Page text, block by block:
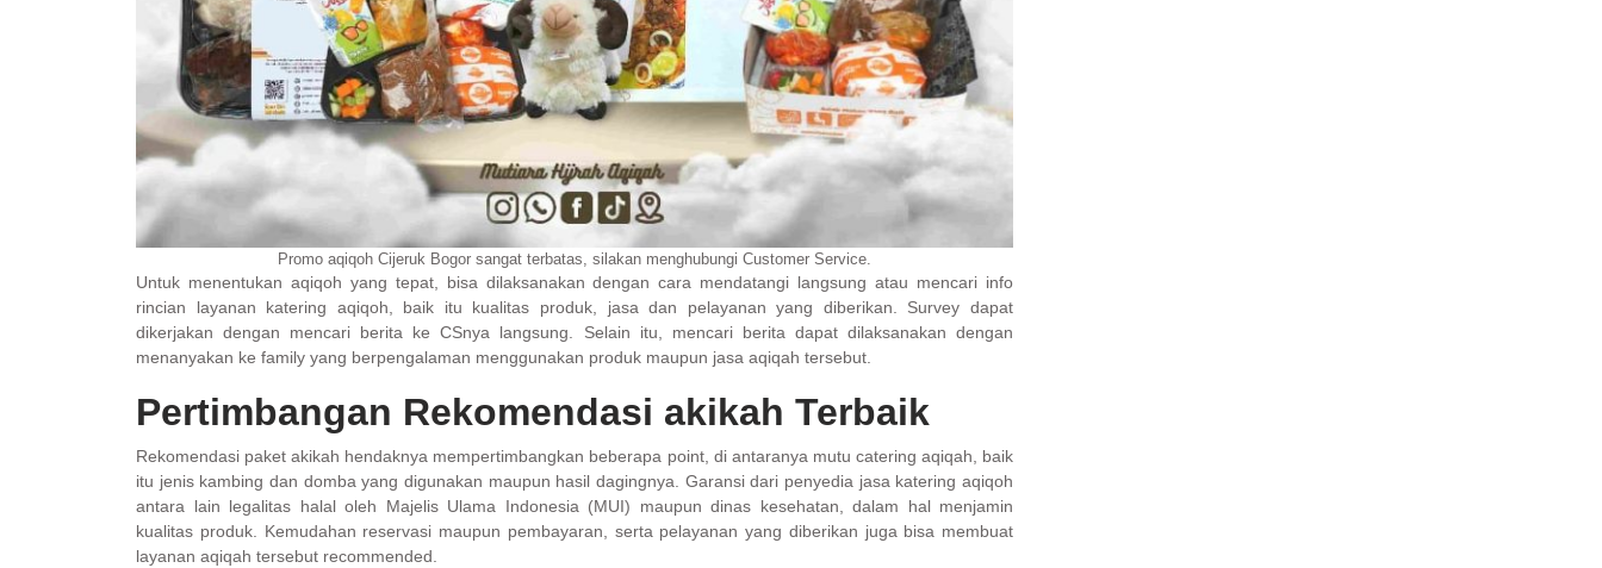
Promo aqiqoh Cijeruk Bogor sangat terbatas, silakan menghubungi Customer Service.
Untuk menentukan aqiqoh yang tepat, bisa dilaksanakan dengan cara mendatangi langsung atau mencari info
rincian layanan katering aqiqoh, baik itu kualitas produk, jasa dan pelayanan yang diberikan. Survey dapat
dikerjakan dengan mencari berita ke CSnya langsung. Selain itu, mencari berita dapat dilaksanakan dengan
menanyakan ke family yang berpengalaman menggunakan produk maupun jasa aqiqah tersebut.
Pertimbangan Rekomendasi akikah Terbaik
Rekomendasi paket akikah hendaknya mempertimbangkan beberapa point, di antaranya mutu catering aqiqah, baik
itu jenis kambing dan domba yang digunakan maupun hasil dagingnya. Garansi dari penyedia jasa katering aqiqoh
antara lain legalitas halal oleh Majelis Ulama Indonesia (MUI) maupun dinas kesehatan, dalam hal menjamin
kualitas produk. Kemudahan reservasi maupun pembayaran, serta pelayanan yang diberikan juga bisa membuat
layanan aqiqah tersebut recommended.